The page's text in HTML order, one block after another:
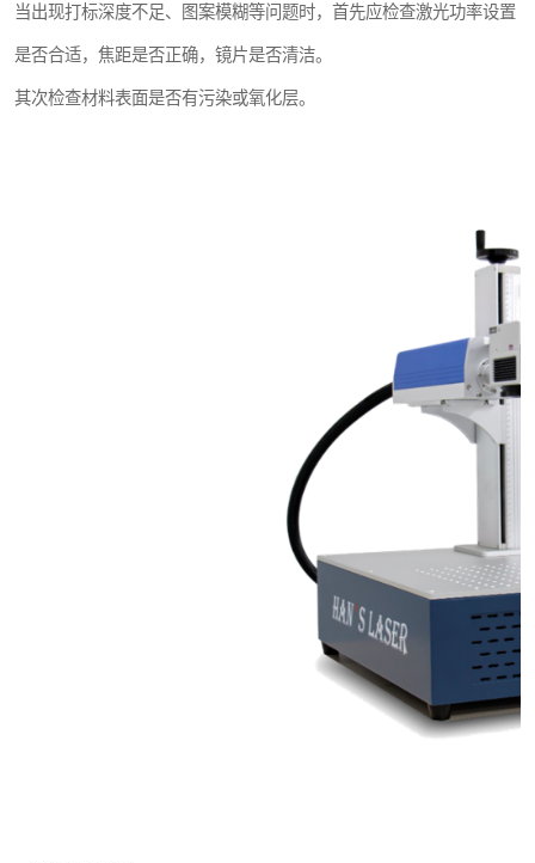
当出现打标深度不足、图案模糊等问题时，首先应检查激光功率设置
是否合适，焦距是否正确，镜片是否清洁。
其次检查材料表面是否有污染或氧化层。